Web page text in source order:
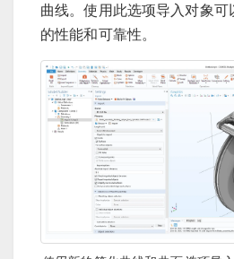
曲线。使用此选项导入对象
的性能和可靠性。